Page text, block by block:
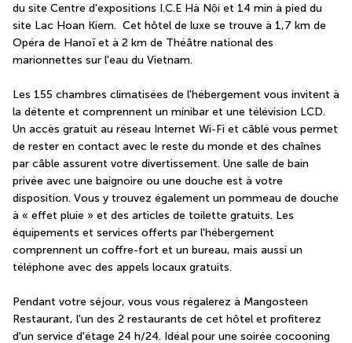
du site Centre d'expositions I.C.E Hà Nội et 14 min à pied du
site Lac Hoan Kiem.  Cet hôtel de luxe se trouve à 1,7 km de
Opéra de Hanoï et à 2 km de Théâtre national des
marionnettes sur l'eau du Vietnam.
Les 155 chambres climatisées de l'hébergement vous invitent à
la détente et comprennent un minibar et une télévision LCD.
Un accès gratuit au réseau Internet Wi-Fi et câblé vous permet
de rester en contact avec le reste du monde et des chaînes
par câble assurent votre divertissement. Une salle de bain
privée avec une baignoire ou une douche est à votre
disposition. Vous y trouvez également un pommeau de douche
à « effet pluie » et des articles de toilette gratuits. Les
équipements et services offerts par l'hébergement
comprennent un coffre-fort et un bureau, mais aussi un
téléphone avec des appels locaux gratuits.
Pendant votre séjour, vous vous régalerez à Mangosteen
Restaurant, l'un des 2 restaurants de cet hôtel et profiterez
d'un service d'étage 24 h/24. Idéal pour une soirée cocooning